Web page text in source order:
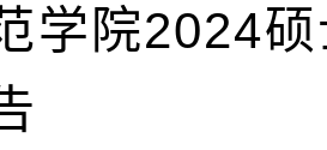
学院2024